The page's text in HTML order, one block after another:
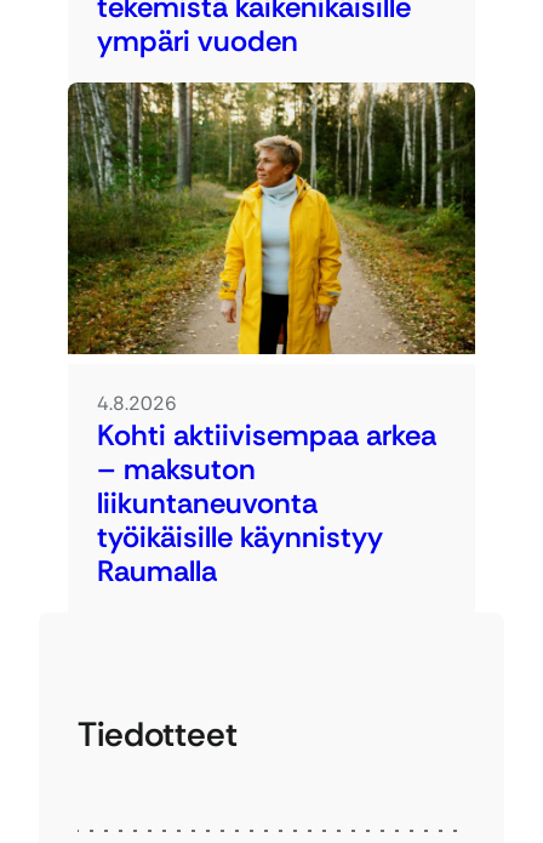
ympäri vuoden
4.8.2026
Kohti aktiivisempaa arkea
– maksuton
liikuntaneuvonta
työikäisille käynnistyy
Raumalla
Tiedotteet